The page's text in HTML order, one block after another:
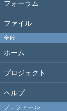
フォーラム
ファイル
全般
ホーム
プロジェクト
ヘルプ
プロフィール